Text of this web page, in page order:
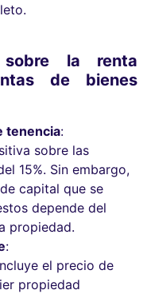
la renta
de bienes
tenencia:
sobre las
15%. Sin embargo,
capital que se
depende del
propiedad.
:
el precio de
propiedad